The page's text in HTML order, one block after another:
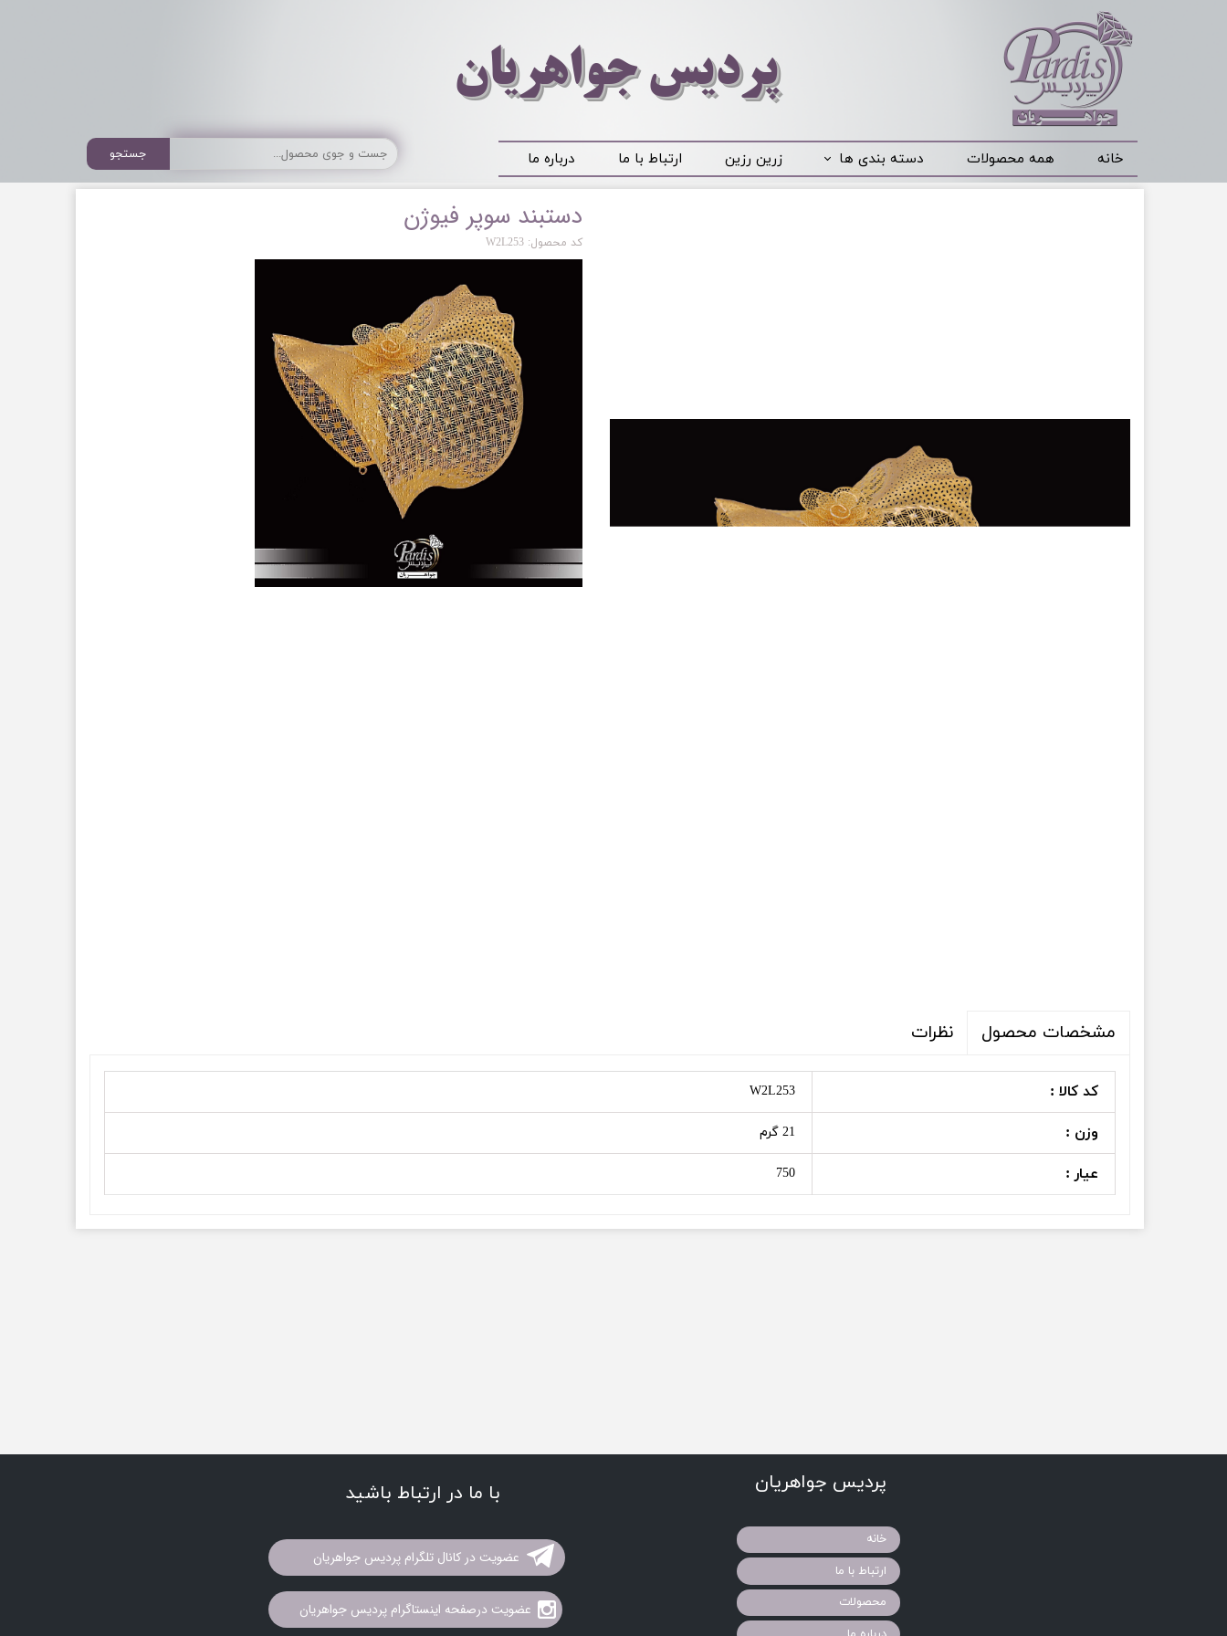
خانه همه محصولات دسته بندی ها زرین رزین ارتباط با ما درباره ما
​​​​پردیس جواهریان
جستجو
دستبند سوپر فیوژن
کد محصول: W2L253
مشخصات محصول نظرات
کد کالا : W2L253
وزن : 21 گرم
عیار : 750
پردیس جواهریان
خانه
ارتباط با ما
محصولات
با ما در ارتباط باشید
عضویت در کانال تلگرام پردیس جواهریان
عضویت درصفحه اینستاگرام پردیس جواهریان